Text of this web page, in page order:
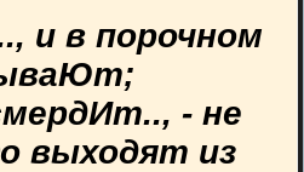
и в порочном
- не
выходят из